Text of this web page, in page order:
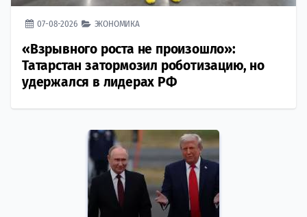
07-08-2026 ЭКОНОМИКА
«Взрывного роста не произошло»:
Татарстан затормозил роботизацию, но
удержался в лидерах РФ